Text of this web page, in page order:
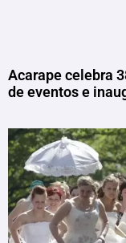
Acarape celebra
de eventos e